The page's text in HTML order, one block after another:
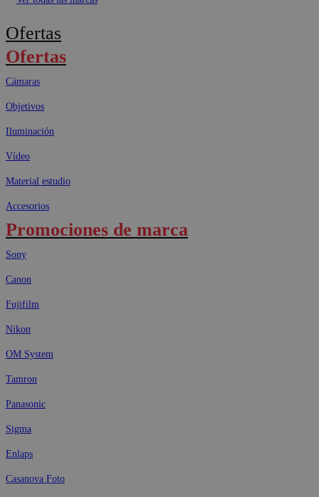
Ofertas
Ofertas
Cámaras
Objetivos
Iluminación
Vídeo
Material estudio
Accesorios
Promociones de marca
Sony
Canon
Fujifilm
Nikon
OM System
Tamron
Panasonic
Sigma
Enlaps
Casanova Foto